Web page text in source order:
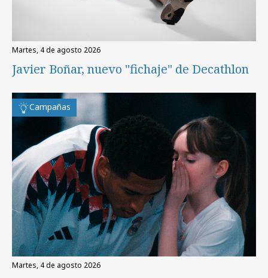
martes, 4 de agosto 2026
Javier Boñar, nuevo "fichaje" de Decathlon
Campañas
martes, 4 de agosto 2026